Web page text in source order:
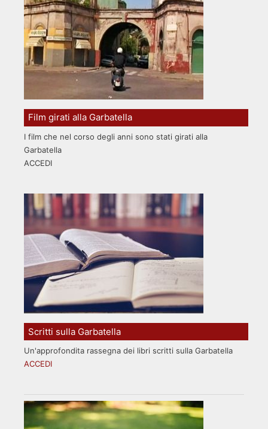
Film girati alla Garbatella
I film che nel corso degli anni sono stati girati alla
Garbatella
ACCEDI
Scritti sulla Garbatella
Un'approfondita rassegna dei libri scritti sulla Garbatella
ACCEDI